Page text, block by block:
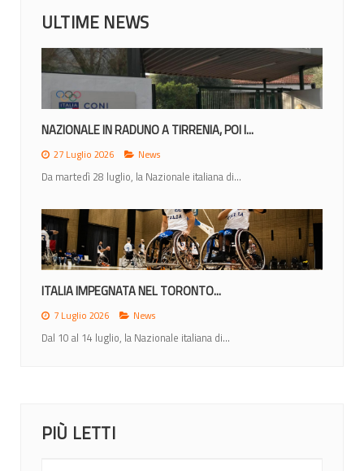
ULTIME NEWS
NAZIONALE IN RADUNO A TIRRENIA, POI I...
27 Luglio 2026 News
Da martedì 28 luglio, la Nazionale italiana di...
ITALIA IMPEGNATA NEL TORONTO...
7 Luglio 2026 News
Dal 10 al 14 luglio, la Nazionale italiana di...
PIÙ LETTI